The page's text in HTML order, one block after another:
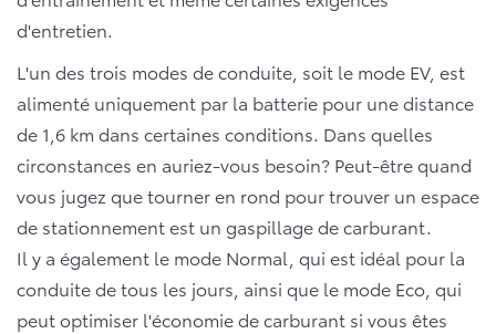
d'entretien.
L'un des trois modes de conduite, soit le mode EV, est
alimenté uniquement par la batterie pour une distance
de 1,6 km dans certaines conditions. Dans quelles
circonstances en auriez-vous besoin? Peut-être quand
vous jugez que tourner en rond pour trouver un espace
de stationnement est un gaspillage de carburant.
Il y a également le mode Normal, qui est idéal pour la
conduite de tous les jours, ainsi que le mode Eco, qui
peut optimiser l'économie de carburant si vous êtes